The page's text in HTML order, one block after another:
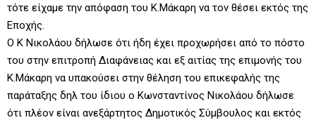
τότε είχαμε την απόφαση του Κ.Μάκαρη να τον θέσει εκτός της
Εποχής.
Ο Κ Νικολάου δήλωσε ότι ήδη έχει προχωρήσει από το πόστο
του στην επιτροπή Διαφάνειας και εξ αιτίας της επιμονής του
Κ.Μάκαρη να υπακούσει στην θέληση του επικεφαλής της
παράταξης δηλ του ίδιου ο Κωνσταντίνος Νικολάου δήλωσε
ότι πλέον είναι ανεξάρτητος Δημοτικός Σύμβουλος και εκτός